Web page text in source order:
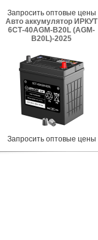
Запросить оптовые цены
Авто аккумулятор ИРКУТ
6СТ-40AGM-B20L (AGM-
B20L)-2025
Запросить оптовые цены